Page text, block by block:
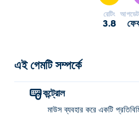
শত্রুদের পরাজিত করতে, জটিল
পুনরুদ্ধার করতে এই অনন্য
মিরর ইমেজ কিভাবে খেলবেন?
মিরর ইমেজ কে তৈরি করেছেন?
রেটিং
3.8
আপডেট
এই গেমটি সম্পর্কে
কন্ট্রোল
মাউস ব্যবহার করে একটি